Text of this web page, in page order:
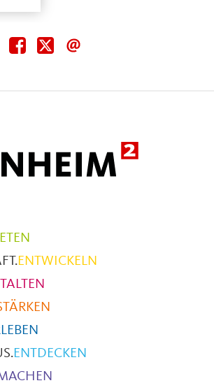
Teile
diese
Teile
diese
ENTWICKELN
ENTDECKEN